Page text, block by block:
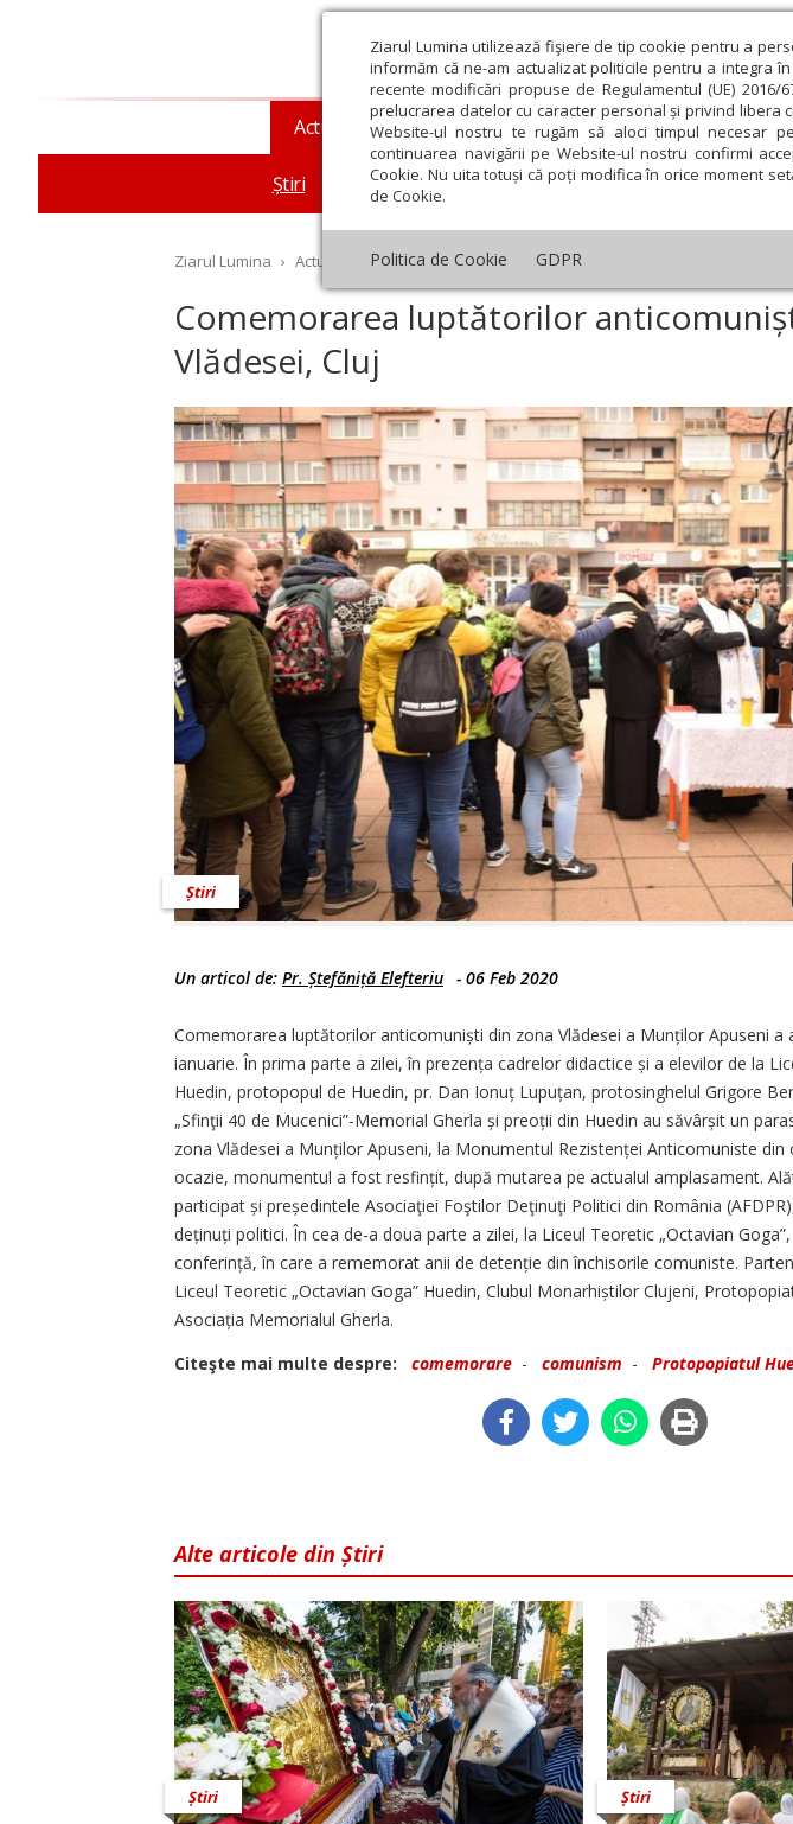
Ziarul Lumina utilizează fişiere de tip cookie pentru a
informăm că ne-am actualizat politicile pentru a integra
recente modificări propuse de Regulamentul (UE)
prelucrarea datelor cu caracter personal și privind libera
Website-ul nostru te rugăm să aloci timpul necesar
continuarea navigării pe Website-ul nostru confirmi
Cookie. Nu uita totuși că poți modifica în orice moment
de Cookie.
Politica de Cookie GDPR
Actualitate religioasă
Știri Mesaje și cuvântări An omagial
Teologie și spiritualitate
Ziarul Lumina › Actualitate religioasă › Știri › Comemorarea luptătorilor
Comemorarea luptătorilor
Vlădesei, Cluj
Știri
Un articol de: Pr. Ștefăniță Elefteriu - 06 Feb 2020
Comemorarea luptătorilor anticomuniști din zona Vlădesei a Munților Apuseni a
ianuarie. În prima parte a zilei, în prezența cadrelor didactice și a elevilor de la
Huedin, protopopul de Huedin, pr. Dan Ionuț Lupuțan, protosinghelul Grigore
„Sfinţii 40 de Mucenici”-Memorial Gherla și preoții din Huedin au săvârșit un
zona Vlădesei a Munților Apuseni, la Monumentul Rezistenței Anticomuniste din
ocazie, monumentul a fost resfințit, după mutarea pe actualul amplasament.
participat și preșe­din­tele Asociaţiei Foştilor Deţinuţi Politici din România
deținuți politici. În cea de-a doua parte a zilei, la Liceul Teoretic „Octavian
conferință, în care a rememorat anii de detenție din închisorile comuniste.
Liceul Teoretic „Octavian Goga” Huedin, Clubul Monarhiștilor Clujeni,
Asociația Memorialul Gherla.
Citeşte mai multe despre:
comemorare - comunism - Protopopiatul
Alte articole din Știri
Știri Știri
Decembrie